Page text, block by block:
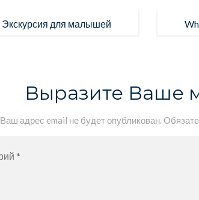
Экскурсия для малышей
Выразите Ваше
Ваш адрес email не будет опубликован.